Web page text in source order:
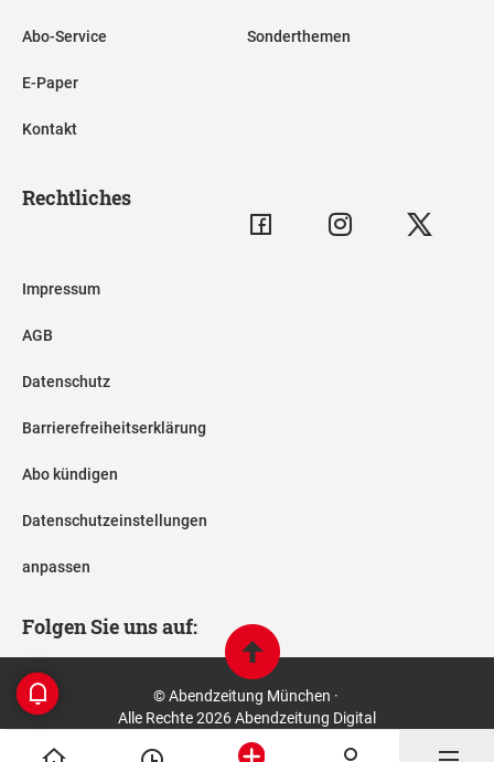
Abo-Service
E-Paper
Kontakt
Sonderthemen
Rechtliches
Impressum
AGB
Datenschutz
Barrierefreiheitserklärung
Abo kündigen
Datenschutzeinstellungen
anpassen
Folgen Sie uns auf:
© Abendzeitung München ·
Alle Rechte 2026 Abendzeitung Digital